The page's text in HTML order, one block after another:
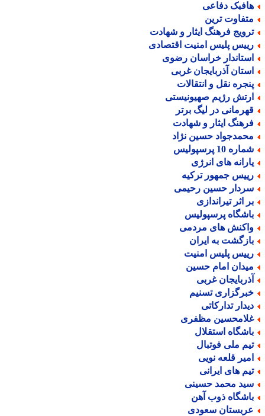
دفاعی
ترین
فرهنگ ایثار و شهادت
پلیس امنیت اقتصادی
خراسان رضوی
آذربایجان غربی
نقل و انتقالات
رژیم صهیونیستی
در لیگ برتر
ایثار و شهادت
حسین نژاد
10 پرسپولیس
های انرژی
جمهور ترکیه
حسین رحیمی
اثر تیراندازی
پرسپولیس
های مردمی
به ایران
پلیس امنیت
امام حسین
غربی
تسنیم
تدارکاتی
مظفری
استقلال
ملی فوتبال
قلعه نویی
های ایرانی
محمد حسینی
ذوب آهن
سعودی